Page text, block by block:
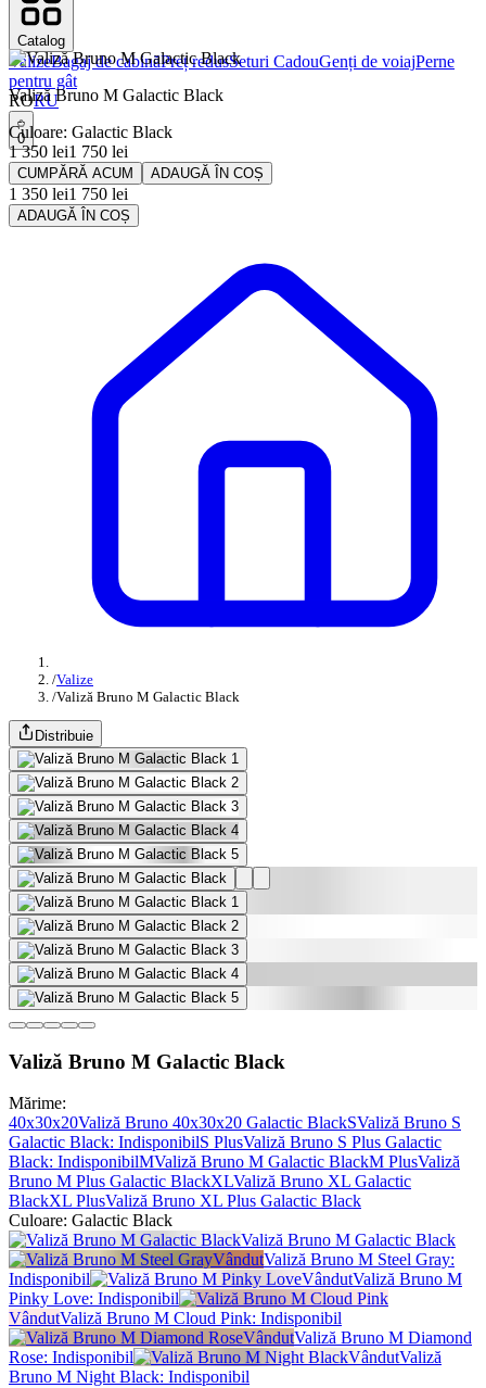
Catalog
ValizeBagaj de cabinăPreț redusSeturi CadouGenți de voiajPerne
pentru gât
RORU
0
Valiză Bruno M Galactic Black
Culoare: Galactic Black
1 350 lei1 750 lei
CUMPĂRĂ ACUM ADAUGĂ ÎN COȘ
1 350 lei1 750 lei
ADAUGĂ ÎN COȘ
/Valize
/Valiză Bruno M Galactic Black
Distribuie
Valiză Bruno M Galactic Black
Mărime:
40x30x20Valiză Bruno 40x30x20 Galactic BlackSValiză Bruno S
Galactic Black: IndisponibilS PlusValiză Bruno S Plus Galactic
Black: IndisponibilMValiză Bruno M Galactic BlackM PlusValiză
Bruno M Plus Galactic BlackXLValiză Bruno XL Galactic
BlackXL PlusValiză Bruno XL Plus Galactic Black
Culoare: Galactic Black
Valiză Bruno M Galactic Black
VândutValiză Bruno M Steel Gray:
Indisponibil
VândutValiză Bruno M
Pinky Love: Indisponibil
VândutValiză Bruno M Cloud Pink: Indisponibil
VândutValiză Bruno M Diamond
Rose: Indisponibil VândutValiză
Bruno M Night Black: Indisponibil